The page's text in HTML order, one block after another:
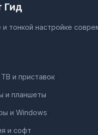
Гид
тонкой настройке
и приставок
и планшеты
и Windows
и софт